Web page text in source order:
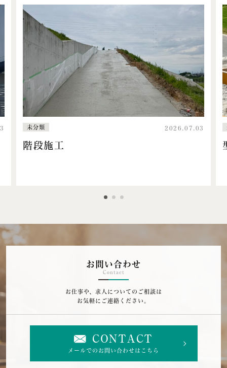
未分類 2026.07.03
階段施工
お問い合わせ
Contact
お仕事や、求人についてのご相談は
お気軽にご連絡ください。
CONTACT
メールでのお問い合わせはこちら